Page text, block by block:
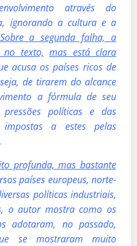
através do
ignorando a cultura e a
Sobre a segunda falha, a
no texto, mas está clara
acusa os países ricos de
de tirarem do alcance
a fórmula de seu
políticas e das
impostas a estes pelas
profunda, mas bastante
países europeus, norte-
políticas industriais,
o autor mostra como os
adotaram, no passado,
se mostraram muito